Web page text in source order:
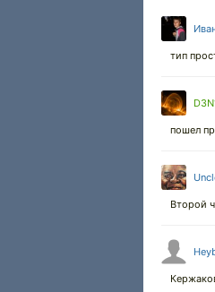
тип
пошел
Второй